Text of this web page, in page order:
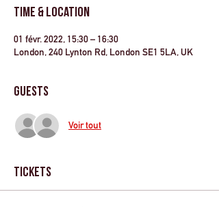
Time & Location
01 févr. 2022, 15:30 – 16:30
London, 240 Lynton Rd, London SE1 5LA, UK
Guests
Voir tout
Tickets